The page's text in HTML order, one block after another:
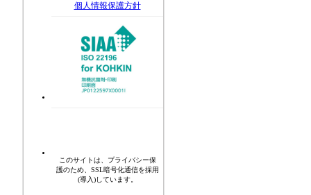
個人情報保護方針
このサイトは、プライバシー保
護のため、SSL暗号化通信を採用
(導入)しています。